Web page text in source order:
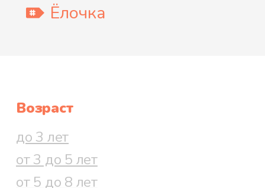
Ёлочка
Возраст
до 3 лет
от 3 до 5 лет
от 5 до 8 лет